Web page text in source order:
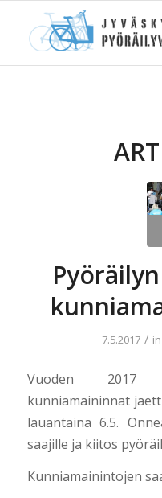
7.5.2017 / in
Vuoden 2017
kunniamaininnat
lauantaina 6.5.
saajille ja kiitos
Kunniamainintojen